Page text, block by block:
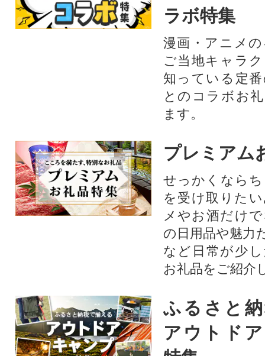
ラボ特集
漫画・アニメ
ご当地キャラ
知っている定
とのコラボお
ます。​
プレミアム
せっかくなら
を受け取りた
メやお酒だけ
の日用品や魅力
など日常が少
お礼品をご紹介
ふるさと
アウトド